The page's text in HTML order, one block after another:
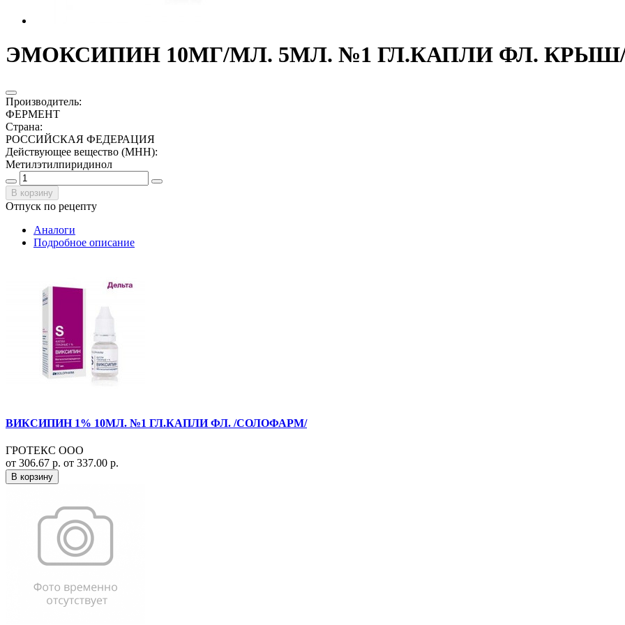
ЭМОКСИПИН 10МГ/МЛ. 5МЛ. №1 ГЛ.КАПЛИ ФЛ.
Производитель:
ФЕРМЕНТ
Страна:
РОССИЙСКАЯ ФЕДЕРАЦИЯ
Действующее вещество (МНН):
Метилэтилпиридинол
В корзину
Отпуск по рецепту
Аналоги
Подробное описание
ВИКСИПИН 1% 10МЛ. №1 ГЛ.КАПЛИ ФЛ. /СОЛОФАРМ/
ГРОТЕКС ООО
от 306.67 р. от 337.00 р.
В корзину